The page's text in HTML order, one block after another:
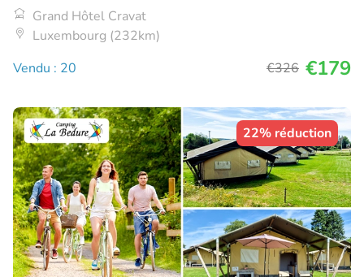
Grand Hôtel Cravat
Luxembourg (232km)
Vendu : 20
€326 €179
22% réduction